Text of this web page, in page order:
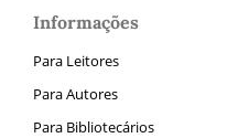
Informações
Para Leitores
Para Autores
Para Bibliotecários